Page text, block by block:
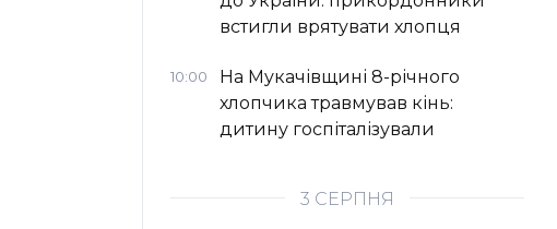
встигли врятувати хлопця
10:00
На Мукачівщині 8-річного
хлопчика травмував кінь:
дитину госпіталізували
3 СЕРПНЯ